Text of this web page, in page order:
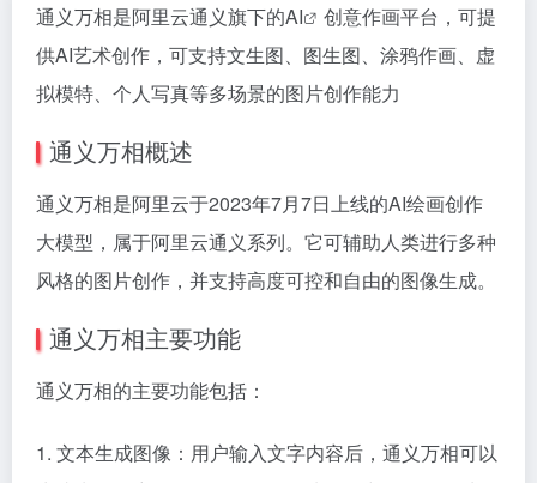
通义万相是阿里云通义旗下的AI
创意作画平台，可提
供AI艺术创作，可支持文生图、图生图、涂鸦作画、虚
拟模特、个人写真等多场景的图片创作能力
通义万相概述
通义万相是阿里云于2023年7月7日上线的AI绘画创作
大模型，属于阿里云通义系列。它可辅助人类进行多种
风格的图片创作，并支持高度可控和自由的图像生成。
通义万相主要功能
通义万相的主要功能包括：
1. 文本生成图像：用户输入文字内容后，通义万相可以